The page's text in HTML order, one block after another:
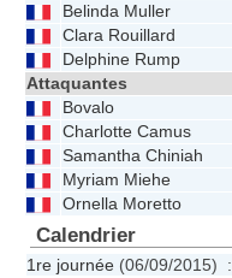
Belinda Muller
Clara Rouillard
Delphine Rump
Attaquantes
Bovalo
Charlotte Camus
Samantha Chiniah
Myriam Miehe
Ornella Moretto
Calendrier
1re journée (06/09/2015) :